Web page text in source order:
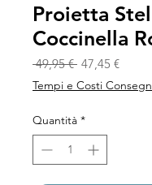
Proietta
Coccinella
49,95 € Prezzo regolare
47,45 €
Tempi e Costi
Quantità *